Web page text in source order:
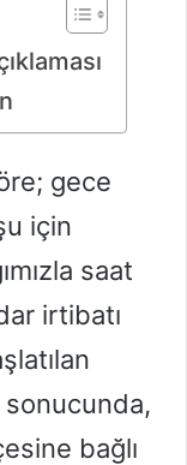
gece
için
saat
irtibatı
sonucunda,
bağlı